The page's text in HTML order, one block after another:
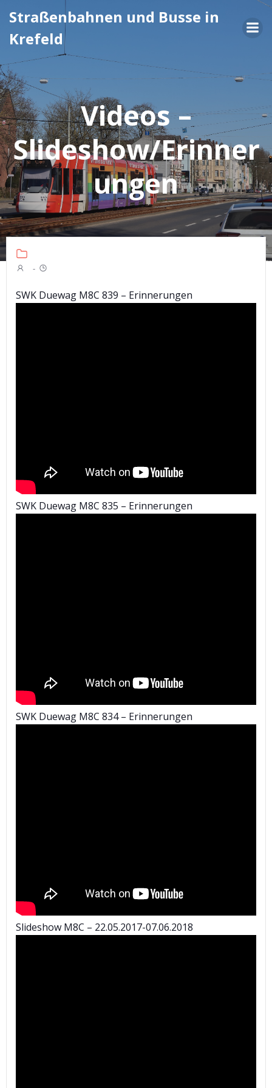
Inhalt
Straßenbahnen und Busse in
Krefeld
Videos –
Slideshow/Erinner
ungen
-
SWK Duewag M8C 839 – Erinnerungen
SWK Duewag M8C 835 – Erinnerungen
SWK Duewag M8C 834 – Erinnerungen
Slideshow M8C – 22.05.2017-07.06.2018